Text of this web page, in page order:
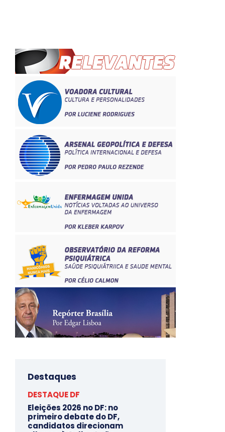
Destaques
DESTAQUE DF
Eleições 2026 no DF: no
primeiro debate do DF,
candidatos direcionam